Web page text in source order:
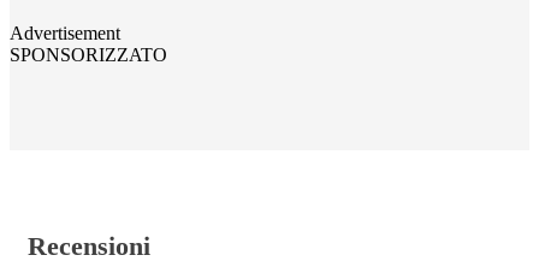
Advertisement
SPONSORIZZATO
Recensioni